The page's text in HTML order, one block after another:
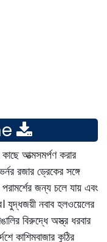
আত্মসমর্পণ করার
রজার ড্রেকের সঙ্গে
জন্য চলে যায় এবং
যুদ্ধজয়ী নবাব হলওয়েলের
বিরুদ্ধে অস্ত্র ধরবার
কাশিমবাজার কুঠির